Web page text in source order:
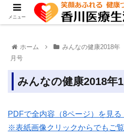
ホーム みんなの健康2018年
月号
みんなの健康2018年
PDFで全内容（8ページ）を見る
※表紙画像クリックからでもご覧
メニュー